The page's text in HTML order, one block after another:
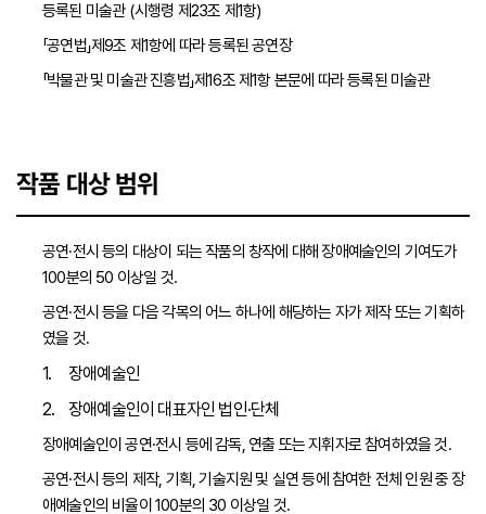
등록된 미술관 (시행령 제23조 제1항)
「공연법」제9조 제1항에 따라 등록된 공연장
「박물관 및 미술관 진흥법」제16조 제1항 본문에 따라 등록된 미술관
작품 대상 범위
공연·전시 등의 대상이 되는 작품의 창작에 대해 장애예술인의 기여도가
100분의 50 이상일 것.
공연·전시 등을 다음 각목의 어느 하나에 해당하는 자가 제작 또는 기획하
였을 것.
장애예술인
장애예술인이 대표자인 법인·단체
장애예술인이 공연·전시 등에 감독, 연출 또는 지휘자로 참여하였을 것.
공연·전시 등의 제작, 기획, 기술지원 및 실연 등에 참여한 전체 인원 중 장
애예술인의 비율이 100분의 30 이상일 것.